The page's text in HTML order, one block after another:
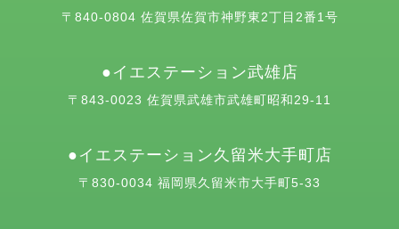
〒840-0804 佐賀県佐賀市神野東2丁目2番1号
イエステーション武雄店
〒843-0023 佐賀県武雄市武雄町昭和29-11
イエステーション久留米大手町店
〒830-0034 福岡県久留米市大手町5-33